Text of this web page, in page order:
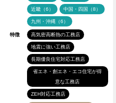
近畿（6） 中国・四国（8）
九州・沖縄（6）
特徴 高気密高断熱の工務店
地震に強い工務店
長期優良住宅対応工務店
省エネ・創エネ・エコ住宅が得
意な工務店
ZEH対応工務店